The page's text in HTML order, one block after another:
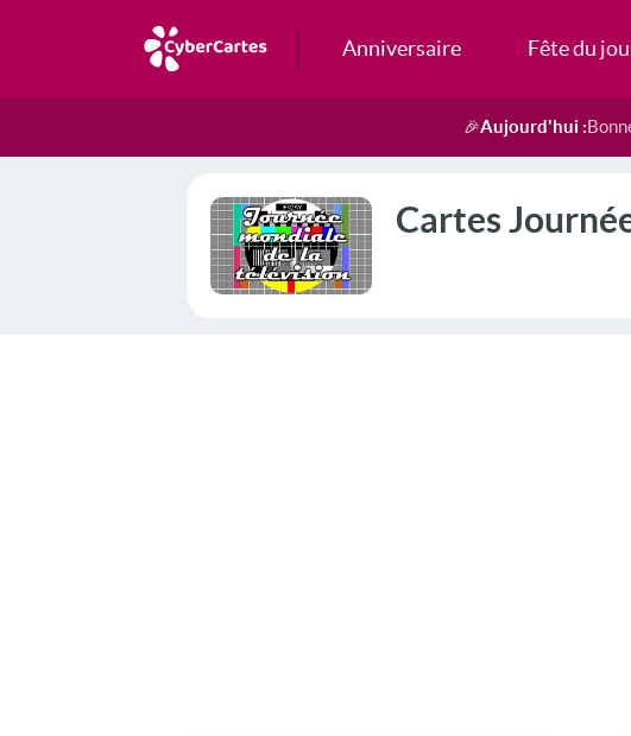
Anniversaire Fête du
🎉Aujourd'hui :
Cartes